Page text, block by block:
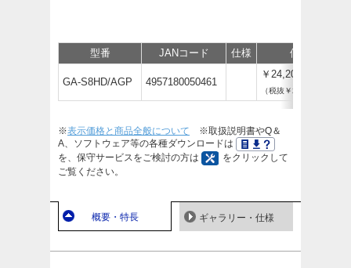
型番 JANコード 仕様 価格
GA-S8HD/AGP 4957180050461
￥24,200
（税抜￥22,000）
※表示価格と商品全般について ※取扱説明書やQ＆
A、ソフトウェア等の各種ダウンロードは
を、保守サービスをご検討の方は
をクリックして
ご覧ください。
概要・特長 ギャラリー・仕様